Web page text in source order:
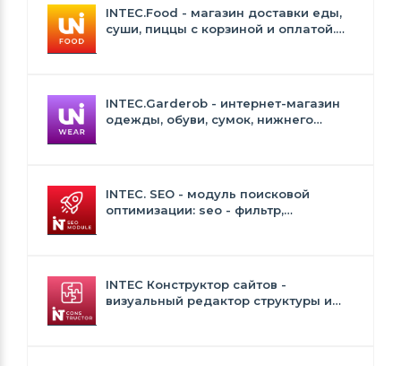
INTEC.Food - магазин доставки еды,
суши, пиццы с корзиной и оплатой.
INTEC.Garderob - интернет-магазин
одежды, обуви, сумок, нижнего
INTEC. SEO - модуль поисковой
оптимизации: seo - фильтр,
INTEC Конструктор сайтов -
визуальный редактор структуры и